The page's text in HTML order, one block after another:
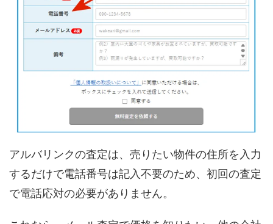
アルバリンクの査定は、売りたい物件の住所を入力
するだけで電話番号は記入不要のため、初回の査定
で電話応対の必要がありません。